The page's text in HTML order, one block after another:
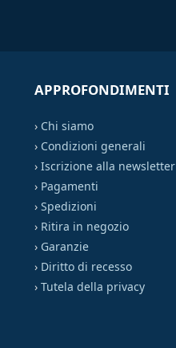
APPROFONDIMENTI
› Chi siamo
› Condizioni generali
› Iscrizione alla newsletter
› Pagamenti
› Spedizioni
› Ritira in negozio
› Garanzie
› Diritto di recesso
› Tutela della privacy